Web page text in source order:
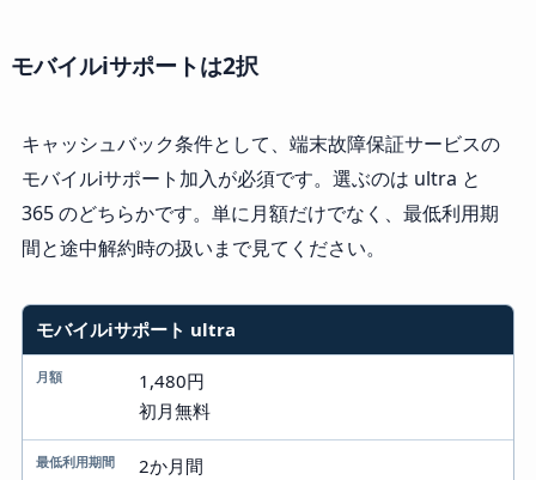
モバイルiサポートは2択
キャッシュバック条件として、端末故障保証サービスの
モバイルiサポート加入が必須です。選ぶのは ultra と
365 のどちらかです。単に月額だけでなく、最低利用期
間と途中解約時の扱いまで見てください。
プラン
月額
最低利用期間
モバイルiサポート ultra
1,480円
初月無料
2か月間